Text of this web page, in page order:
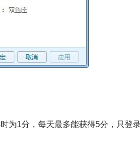
为1分，每天最多能获得5分，只登